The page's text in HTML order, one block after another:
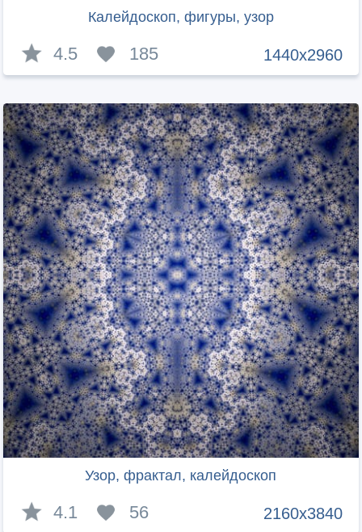
Калейдоскоп, фигуры, узор
1440x2960
4.5 185
Узор, фрактал, калейдоскоп
2160x3840
4.1 56